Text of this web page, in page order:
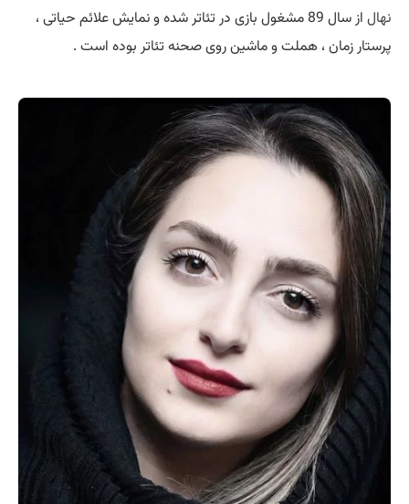
نهال
از سال 89 مشغول بازی در تئاتر شده و نمایش علائم حیاتی ،
پرستار زمان ، هملت و ماشین روی صحنه تئاتر بوده است .